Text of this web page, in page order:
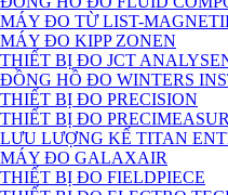
MÁY ĐO TỪ LIST-
MÁY ĐO KIPP ZONEN
THIẾT BỊ ĐO JCT
ĐỒNG HỒ ĐO WINTERS
THIẾT BỊ ĐO PRECISION
THIẾT BỊ ĐO
LƯU LƯỢNG KẾ TITAN
MÁY ĐO GALAXAIR
THIẾT BỊ ĐO FIELDPIECE